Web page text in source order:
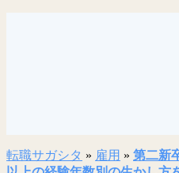
転職サガシタ » 雇用 » 第二新